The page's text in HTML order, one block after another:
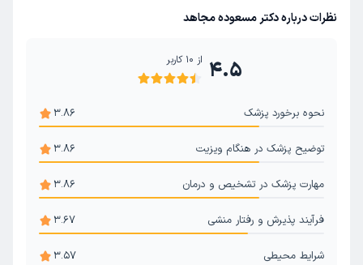
قانقاریا
سیتومگالوویروس (CMV)
زگیل تناسلی HPV اچ پی وی
عفونت ویروسی
ذات الریه (پنومونی)
نظرات درباره دکتر مسعوده مجاهد
4.5 از 10 کاربر
نحوه برخورد پزشک 3.86
توضیح پزشک در هنگام ویزیت 3.86
مهارت پزشک در تشخیص و درمان 3.86
فرآیند پذیرش و رفتار منشی 3.67
شرایط محیطی 3.57